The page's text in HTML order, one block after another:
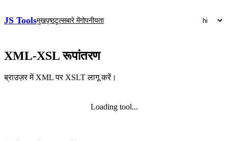
JS Toolsमुखपृष्ठटूल्सबारे मेंगोपनीयता
XML-XSL रूपांतरण
ब्राउज़र में XML पर XSLT लागू करें।
Loading tool...